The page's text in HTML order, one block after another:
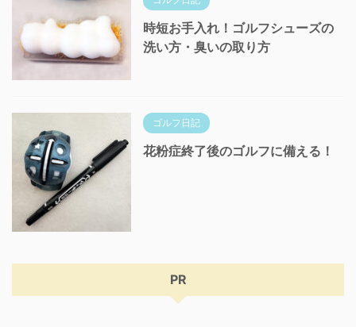
時短お手入れ！ゴルフシューズの
洗い方・臭いの取り方
ゴルフ日記
花粉症終了後のゴルフに備える！
PR